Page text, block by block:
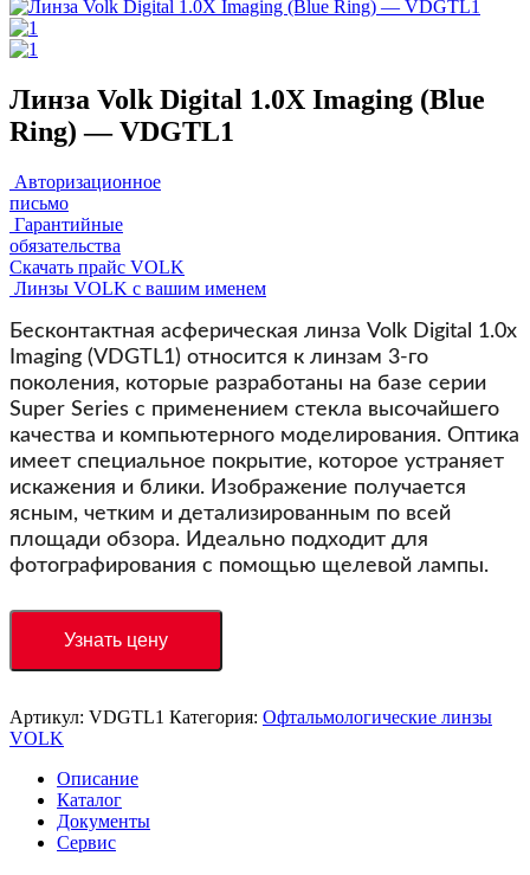
Линза Volk Digital 1.0X Imaging (Blue
Ring) — VDGTL1
Авторизационное
письмо
Гарантийные
обязательства
Скачать прайс VOLK
Линзы VOLK с вашим именем
Бесконтактная асферическая линза Volk Digital 1.0x
Imaging (VDGTL1) относится к линзам 3-го
поколения, которые разработаны на базе серии
Super Series с применением стекла высочайшего
качества и компьютерного моделирования. Оптика
имеет специальное покрытие, которое устраняет
искажения и блики. Изображение получается
ясным, четким и детализированным по всей
площади обзора. Идеально подходит для
фотографирования с помощью щелевой лампы.
Узнать цену
Артикул: VDGTL1 Категория: Офтальмологические линзы
VOLK
Описание
Каталог
Документы
Сервис